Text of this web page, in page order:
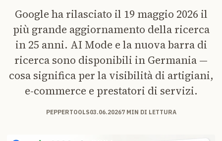
Google ha rilasciato il 19 maggio 2026 il
più grande aggiornamento della ricerca
in 25 anni. AI Mode e la nuova barra di
ricerca sono disponibili in Germania —
cosa significa per la visibilità di artigiani,
e-commerce e prestatori di servizi.
PEPPERTOOLS03.06.20267 MIN DI LETTURA